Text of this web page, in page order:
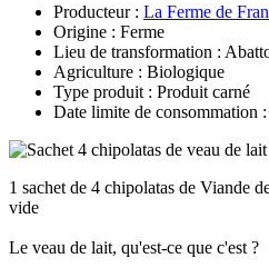
Producteur : La Ferme de
Origine : Ferme
Lieu de transformation :
Agriculture : Biologique
Type produit : Produit carné
Date limite de consommation
1 sachet de 4 chipolatas de Viande
vide
Le veau de lait, qu'est-ce que c'est ?